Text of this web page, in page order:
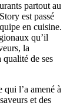
partout au
est passé
en cuisine.
qu’il
la
de ses
l’a amené à
et des